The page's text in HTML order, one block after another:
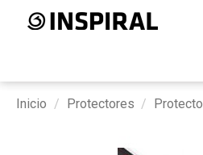
Inicio Protectores